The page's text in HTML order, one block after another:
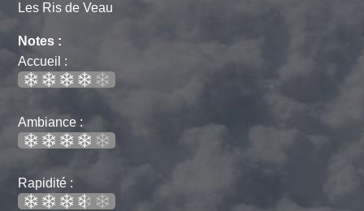
Les Ris de Veau
Notes :
Accueil :
Ambiance :
Rapidité :